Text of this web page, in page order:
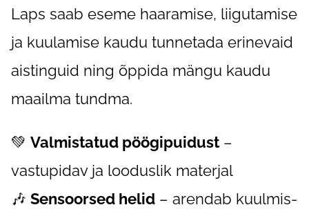
Laps saab eseme haaramise, liigutamise
ja kuulamise kaudu tunnetada erinevaid
aistinguid ning õppida mängu kaudu
maailma tundma.
💚 Valmistatud pöögipuidust –
vastupidav ja looduslik materjal
🎶 Sensoorsed helid – arendab kuulmis-